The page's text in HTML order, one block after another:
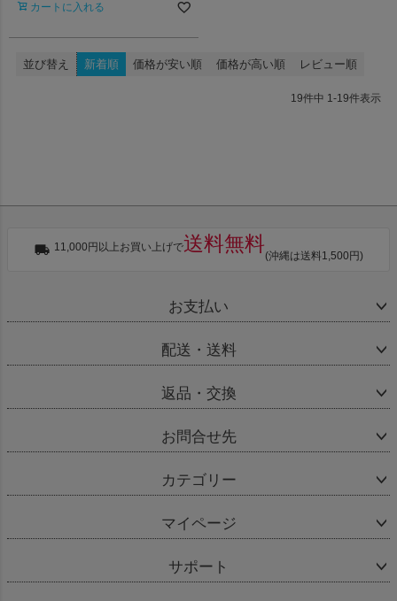
カートに入れる
並び替え 新着順 価格が安い順 価格が高い順 レビュー順
19件中 1-19件表示
11,000円以上お買い上げで送料無料
(沖縄は送料1,500円)
お支払い
配送・送料
返品・交換
お問合せ先
カテゴリー
マイページ
サポート